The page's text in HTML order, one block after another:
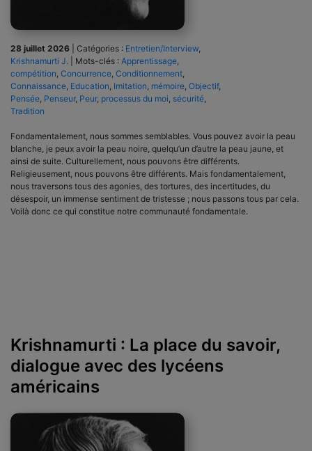
28 juillet 2026 Catégories : Entretien/Interview
Krishnamurti J.
Mots-clés : Apprentissage
compétition Concurrence Conditionnement
Connaissance Education Imitation mémoire Objectif,
Pensée Penseur, Peur, processus du moi sécurité
Tradition
Fondamentalement, nous sommes semblables. Vous pouvez avoir la peau
blanche, je peux avoir la peau noire, quelqu’un d’autre la peau jaune, et
ainsi de suite. Culturellement, nous pouvons être différents.
Religieusement, nous pouvons être différents. Mais fondamentalement,
nous traversons tous des agonies, des tortures, des incertitudes, du
désespoir, un immense sentiment de tristesse ; nous passons tous par cela.
Voilà donc ce qui constitue notre communauté fondamentale.
Krishnamurti : La place du savoir,
dialogue avec des lycéens
américains